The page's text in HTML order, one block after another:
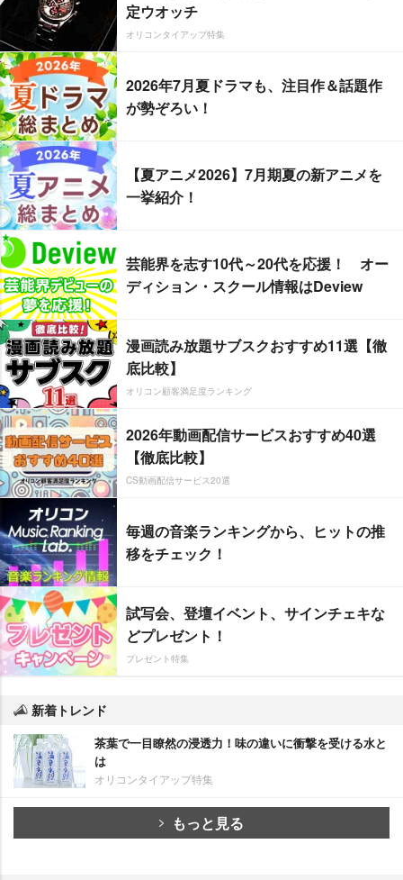
定ウオッチ
オリコンタイアップ特集
2026年7月夏ドラマも、注目作＆話題作
が勢ぞろい！
【夏アニメ2026】7月期夏の新アニメを
一挙紹介！
芸能界を志す10代～20代を応援！ オー
ディション・スクール情報はDeview
漫画読み放題サブスクおすすめ11選【徹
底比較】
オリコン顧客満足度ランキング
2026年動画配信サービスおすすめ40選
【徹底比較】
CS動画配信サービス20選
毎週の音楽ランキングから、ヒットの推
移をチェック！
試写会、登壇イベント、サインチェキな
どプレゼント！
プレゼント特集
新着トレンド
茶葉で一目瞭然の浸透力！味の違いに衝撃を受ける水と
は
オリコンタイアップ特集
もっと見る